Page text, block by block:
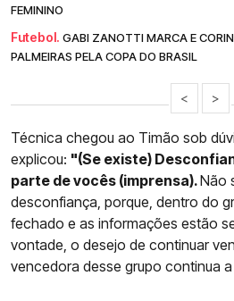
FEMININO
Futebol. GABI ZANOTTI MARCA E
PALMEIRAS PELA COPA DO BRASIL
< >
Técnica chegou ao Timão sob
explicou: "(Se existe)
parte de vocês (imprensa).Não
desconfiança, porque, dentro do
fechado e as informações estão
vontade, o desejo de continuar
vencedora desse grupo continua a